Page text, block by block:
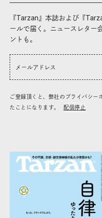
『Tarzan』本誌および『
ールで届く。ニュースレター
ントも。
ご登録頂くと、弊社のプライバシー
たことになります。
配信停止